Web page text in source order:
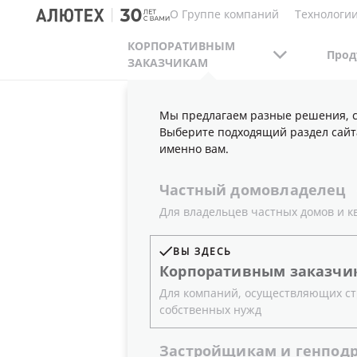
О Группе компаний
КОРПОРАТИВНЫМ
ЗАКАЗЧИКАМ
Мы предлагаем разные решения,
Выберите подходящий раздел
именно вам.
Частный домовладелец
Для владельцев частных домов и
ВЫ ЗДЕСЬ
Корпоративным
Для компаний, осуществляющих
собственных нужд
Застройщикам и
КОРПОРАТИВНЫМ ЗАКАЗЧИКАМ
BE